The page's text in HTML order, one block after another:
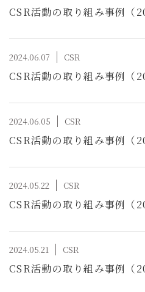
CSR活動の取り組み事例（
2024.06.07 CSR
CSR活動の取り組み事例（
2024.06.05 CSR
CSR活動の取り組み事例（
2024.05.22 CSR
CSR活動の取り組み事例（
2024.05.21 CSR
CSR活動の取り組み事例（